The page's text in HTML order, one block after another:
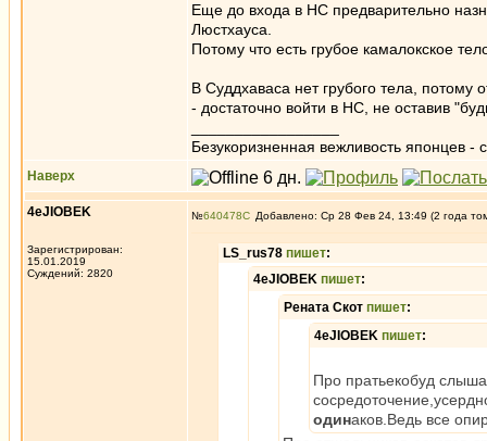
Еще до входа в НС предварительно
Люстхауса.
Потому что есть грубое камалокское
В Суддхаваса нет грубого тела, потому
- достаточно войти в НС, не оставив
Безукоризненная вежливость японцев -
Наверх
4eJIOBEK
Зарегистрирован:
15.01.2019
Суждений: 2820
№640478 Добавлено: Ср 28 Фев 24, 13:49 (2 года
LS_rus78 пишет:
4eJIOBEK пишет:
Рената Скот пишет:
4eJIOBEK пишет:
Про пратьекобуд
одинаков.Ведь все